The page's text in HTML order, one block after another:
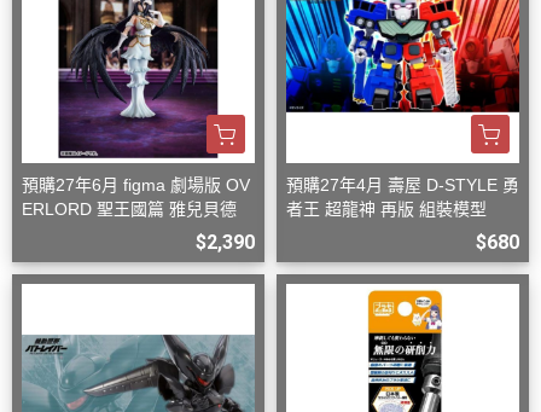
預購27年6月 figma 劇場版 OV
ERLORD 聖王國篇 雅兒貝德
$2,390
預購27年4月 壽屋 D-STYLE 勇
者王 超龍神 再版 組裝模型
$680